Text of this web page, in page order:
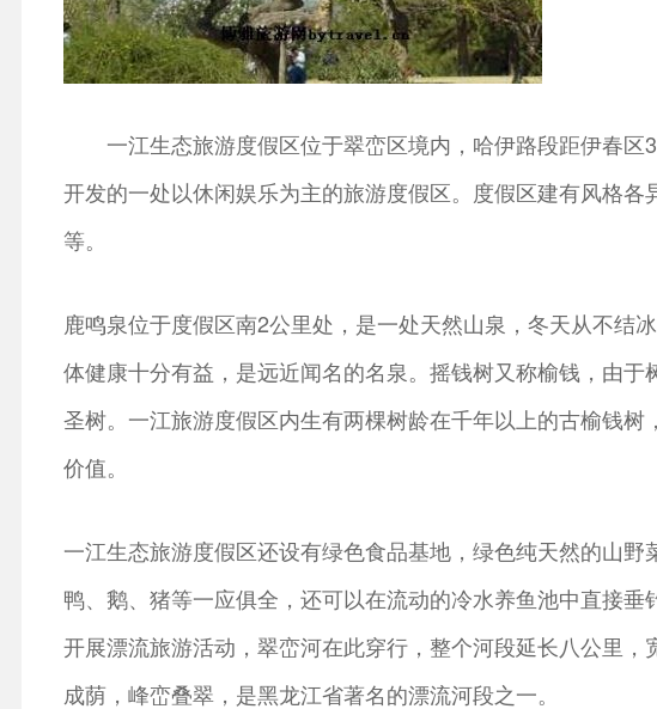
一江生态旅游度假区位于翠峦区境内，哈伊路段距伊春区
开发的一处以休闲娱乐为主的旅游度假区。度假区建有风格
等。
鹿鸣泉位于度假区南2公里处，是一处天然山泉，冬天从不结
体健康十分有益，是远近闻名的名泉。摇钱树又称榆钱，由
圣树。一江旅游度假区内生有两棵树龄在千年以上的古榆钱
价值。
一江生态旅游度假区还设有绿色食品基地，绿色纯天然的山
鸭、鹅、猪等一应俱全，还可以在流动的冷水养鱼池中直接
开展漂流旅游活动，翠峦河在此穿行，整个河段延长八公里
成荫，峰峦叠翠，是黑龙江省著名的漂流河段之一。